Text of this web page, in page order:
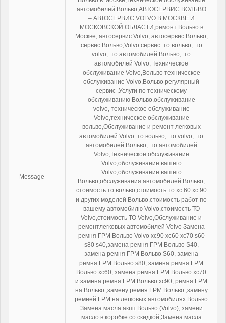
Message
автомобилей Вольво,АВТОСЕРВИС ВОЛЬВО
– АВТОСЕРВИС VOLVO В МОСКВЕ И
МОСКОВСКОЙ ОБЛАСТИ,ремонт Вольво в
Москве, автосервис Volvo, автосервис Вольво,
сервис Вольво,Volvo сервис то вольво, то
volvo, то автомобилей Вольво, то
автомобилей Volvo, Техническое
обслуживание Volvo,Вольво техническое
обслуживание Volvo,Вольво регулярный
сервис ,Услуги по техническому
обслуживанию Вольво,обслуживание
volvo, техническое обслуживание
Volvo,техническое обслуживание
вольво,Обслуживание и ремонт легковых
автомобилей Volvo то вольво, то volvo, то
автомобилей Вольво, то автомобилей
Volvo,Техническое обслуживание
Volvo,обслуживание вашего
Volvo,обслуживание вашего
Вольво,обслуживания автомобилей Вольво,
стоимость то вольво,стоимость то xc 60 xc 90
и других моделей Вольво,стоимость работ по
вашему автомобилю Volvo,стоимость ТО
Volvo,стоимость ТО Volvo,Обслуживание и
ремонтлегковых автомобилей Volvo Замена
ремня ГРМ Вольво Volvo xc90 xc60 xc70 s60
s80 s40,замена ремня ГРМ Вольво S40,
замена ремня ГРМ Вольво S60, замена
ремня ГРМ Вольво s80, замена ремня ГРМ
Вольво xc60, замена ремня ГРМ Вольво xc70
и замена ремня ГРМ Вольво xc90, ремня ГРМ
на Вольво ,замену ремня ГРМ Вольво ,замену
ремней ГРМ на легковых автомобилях Вольво
Замена масла акпп Вольво (Volvo), замени
масло в коробке со скидкой,Замена масла